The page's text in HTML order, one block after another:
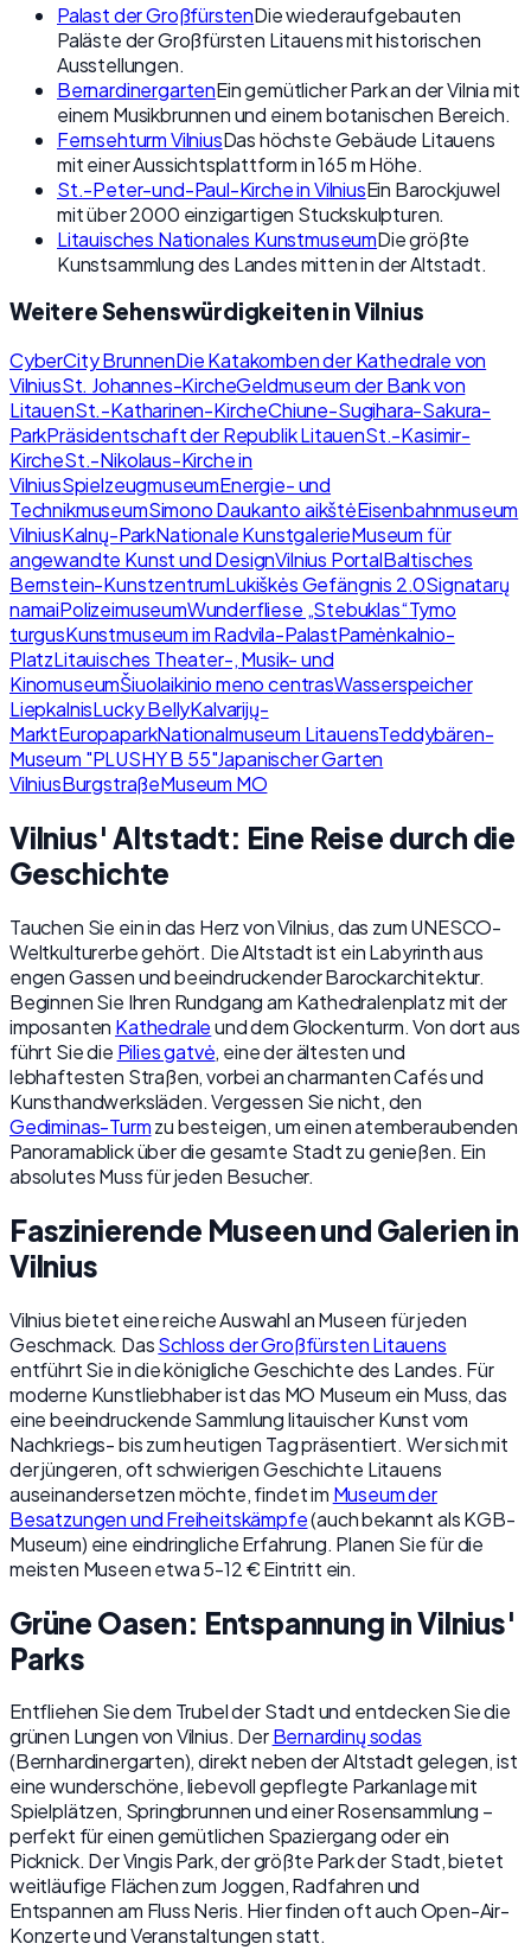
Palast der GroßfürstenDie wiederaufgebauten
Paläste der Großfürsten Litauens mit historischen
Ausstellungen.
BernardinergartenEin gemütlicher Park an der Vilnia mit
einem Musikbrunnen und einem botanischen Bereich.
Fernsehturm VilniusDas höchste Gebäude Litauens
mit einer Aussichtsplattform in 165 m Höhe.
St.-Peter-und-Paul-Kirche in VilniusEin Barockjuwel
mit über 2000 einzigartigen Stuckskulpturen.
Litauisches Nationales KunstmuseumDie größte
Kunstsammlung des Landes mitten in der Altstadt.
Weitere Sehenswürdigkeiten in Vilnius
CyberCity BrunnenDie Katakomben der Kathedrale von
VilniusSt. Johannes-KircheGeldmuseum der Bank von
LitauenSt.-Katharinen-KircheChiune-Sugihara-Sakura-
ParkPräsidentschaft der Republik LitauenSt.-Kasimir-
KircheSt.-Nikolaus-Kirche in
VilniusSpielzeugmuseumEnergie- und
TechnikmuseumSimono Daukanto aikštėEisenbahnmuseum
VilniusKalnų-ParkNationale KunstgalerieMuseum für
angewandte Kunst und DesignVilnius PortalBaltisches
Bernstein-KunstzentrumLukiškės Gefängnis 2.0Signatarų
namaiPolizeimuseumWunderfliese „Stebuklas“Tymo
turgusKunstmuseum im Radvila-PalastPamėnkalnio-
PlatzLitauisches Theater-, Musik- und
KinomuseumŠiuolaikinio meno centrasWasserspeicher
LiepkalnisLucky BellyKalvarijų-
MarktEuropaparkNationalmuseum LitauensTeddybären-
Museum "PLUSHY B 55"Japanischer Garten
VilniusBurgstraßeMuseum MO
Vilnius' Altstadt: Eine Reise durch die
Geschichte
Tauchen Sie ein in das Herz von Vilnius, das zum UNESCO-
Weltkulturerbe gehört. Die Altstadt ist ein Labyrinth aus
engen Gassen und beeindruckender Barockarchitektur.
Beginnen Sie Ihren Rundgang am Kathedralenplatz mit der
imposanten Kathedraleund dem Glockenturm. Von dort aus
führt Sie die Pilies gatvė, eine der ältesten und
lebhaftesten Straßen, vorbei an charmanten Cafés und
Kunsthandwerksläden. Vergessen Sie nicht, den
Gediminas-Turmzu besteigen, um einen atemberaubenden
Panoramablick über die gesamte Stadt zu genießen. Ein
absolutes Muss für jeden Besucher.
Faszinierende Museen und Galerien in
Vilnius
Vilnius bietet eine reiche Auswahl an Museen für jeden
Geschmack. DasSchloss der Großfürsten Litauens
entführt Sie in die königliche Geschichte des Landes. Für
moderne Kunstliebhaber ist das MO Museum ein Muss, das
eine beeindruckende Sammlung litauischer Kunst vom
Nachkriegs- bis zum heutigen Tag präsentiert. Wer sich mit
der jüngeren, oft schwierigen Geschichte Litauens
auseinandersetzen möchte, findet im Museum der
Besatzungen und Freiheitskämpfe(auch bekannt als KGB-
Museum) eine eindringliche Erfahrung. Planen Sie für die
meisten Museen etwa 5-12 € Eintritt ein.
Grüne Oasen: Entspannung in Vilnius'
Parks
Entfliehen Sie dem Trubel der Stadt und entdecken Sie die
grünen Lungen von Vilnius. DerBernardinų sodas
(Bernhardinergarten), direkt neben der Altstadt gelegen, ist
eine wunderschöne, liebevoll gepflegte Parkanlage mit
Spielplätzen, Springbrunnen und einer Rosensammlung –
perfekt für einen gemütlichen Spaziergang oder ein
Picknick. Der Vingis Park, der größte Park der Stadt, bietet
weitläufige Flächen zum Joggen, Radfahren und
Entspannen am Fluss Neris. Hier finden oft auch Open-Air-
Konzerte und Veranstaltungen statt.